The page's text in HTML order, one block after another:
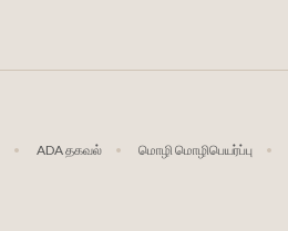
ADA தகவல் மொழி மொழிபெயர்ப்பு